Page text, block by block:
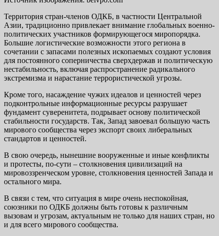
Территория стран-членов ОДКБ, в частности Центральной
Азии, традиционно привлекает внимание глобальных военно-
политических участников формирующегося миропорядка.
Большие логистические возможности этого региона в
сочетании с запасами полезных ископаемых создают условия
для постоянного соперничества сверхдержав и политическую
нестабильность, включая распространение радикального
экстремизма и нарастание террористической угрозы.
Кроме того, насаждение чужих идеалов и ценностей через
подконтрольные информационные ресурсы разрушает
фундамент суверенитета, подрывает основу политической
стабильности государств. Так, Запад завоевал большую часть
мирового сообщества через экспорт своих либеральных
стандартов и ценностей.
В свою очередь, нынешние вооруженные и иные конфликты
и протесты, по-сути – столкновения цивилизаций на
мировоззренческом уровне, столкновения ценностей Запада и
остального мира.
В связи с тем, что ситуация в мире очень неспокойная,
союзники по ОДКБ должны быть готовы к различным
вызовам и угрозам, актуальным не только для наших стран, но
и для всего мирового сообщества.